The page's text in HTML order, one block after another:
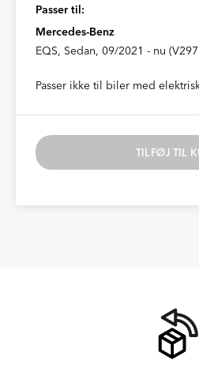
Passer til:
Mercedes-Benz
EQS, Sedan, 09/2021 - nu
Passer ikke til biler med
TILFØJ TIL